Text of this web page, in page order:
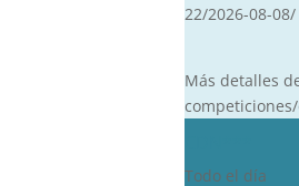
22/2026-08-08/
Más detalles
Todo el día